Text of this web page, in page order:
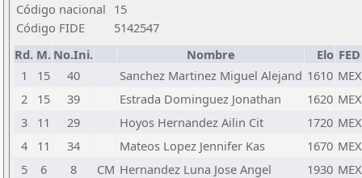
Código nacional 15
Código FIDE
5142547
Rd. M. No.Ini. Nombre Elo FED
1
15 40 Sanchez Martinez Miguel Alejand 1610 MEX
2
15 39 Estrada Dominguez Jonathan 1620 MEX
3
11 29 Hoyos Hernandez Ailin Cit 1720 MEX
4
11 34 Mateos Lopez Jennifer Kas 1670 MEX
5
6 8 CM Hernandez Luna Jose Angel 1930 MEX